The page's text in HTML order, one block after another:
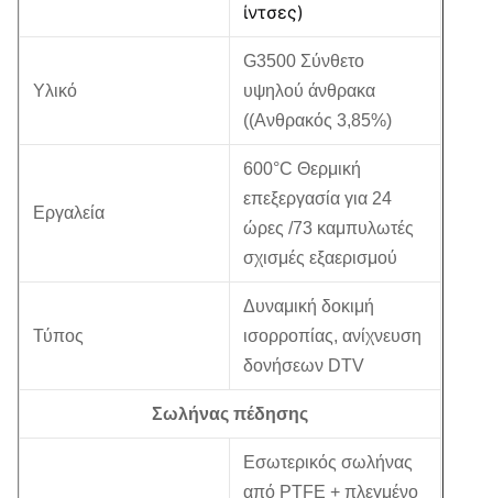
ίντσες)
Υλικό
G3500 Σύνθετο
υψηλού άνθρακα
((Ανθρακός 3,85%)
Εργαλεία
600°C Θερμική
επεξεργασία για 24
ώρες /73 καμπυλωτές
σχισμές εξαερισμού
Τύπος
Δυναμική δοκιμή
ισορροπίας, ανίχνευση
δονήσεων DTV
Σωλήνας πέδησης
Εσωτερικός σωλήνας
από PTFE + πλεγμένο